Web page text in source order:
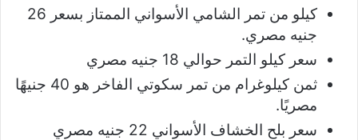
كيلو من تمر الشامي الأسواني الممتاز بسعر 26
جنيه مصري.
سعر كيلو التمر حوالي 18 جنيه مصري
ثمن كيلوغرام من تمر سكوتي الفاخر هو 40 جنيهًا
مصريًا.
سعر بلح الخشاف الأسواني 22 جنيه مصري